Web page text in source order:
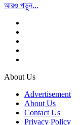
আরও পড়ুন...
About Us
Advertisement
About Us
Contact Us
Privacy Policy